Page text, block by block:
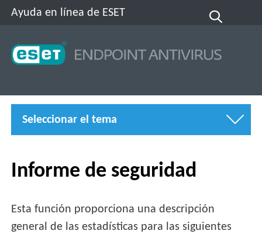
Ayuda en línea de ESET
Seleccionar el tema
Informe de seguridad
Esta función proporciona una descripción
general de las estadísticas para las siguientes